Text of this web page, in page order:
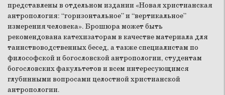
представлены в отдельном издании «Новая христианская
антропология: “горизонтальное” и “вертикальное”
измерения человека». Брошюра может быть
рекомендована катехизаторам в качестве материала для
таинствоводственных бесед, а также специалистам по
философской и богословской антропологии, студентам
богословских факультетов и всем интересующимся
глубинными вопросами целостной христианской
антропологии.